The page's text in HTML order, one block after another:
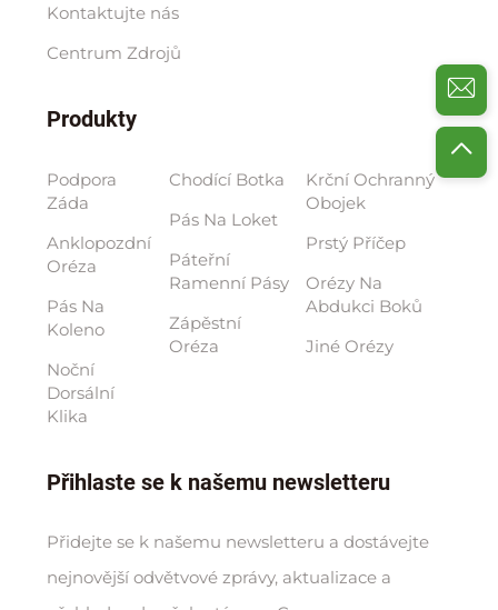
Kontaktujte nás
Centrum Zdrojů
Produkty
Podpora
Záda
Anklopozdní
Oréza
Pás Na
Koleno
Noční
Dorsální
Klika
Chodící Botka
Pás Na Loket
Páteřní
Ramenní Pásy
Zápěstní
Oréza
Krční Ochranný
Obojek
Prstý Příčep
Orézy Na
Abdukci Boků
Jiné Orézy
Přihlaste se k našemu newsletteru
Přidejte se k našemu newsletteru a dostávejte
nejnovější odvětvové zprávy, aktualizace a